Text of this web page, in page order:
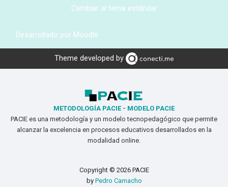
Cambiar al tema estándar
Desarrollado por Moodle
Theme developed by
METODOLOGÍA PACIE - MODELO PACIE
PACIE es una metodología y un modelo tecnopedagógico que permite
alcanzar la excelencia en procesos educativos desarrollados en la
modalidad online.
Copyright © 2026 PACIE
by Pedro Camacho